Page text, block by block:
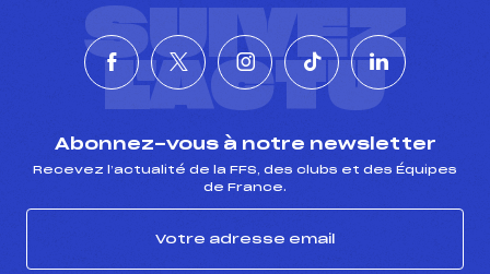
SUIVEZ
L'ACTU
Abonnez-vous à notre newsletter
Recevez l’actualité de la FFS, des clubs et des Équipes
de France.